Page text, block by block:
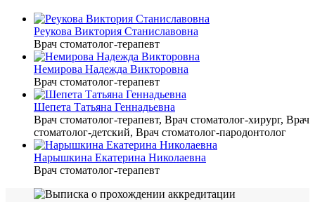
Реукова Виктория Станиславовна
Врач стоматолог-терапевт
Немирова Надежда Викторовна
Врач стоматолог-терапевт
Шепета Татьяна Геннадьевна
Врач стоматолог-терапевт, Врач стоматолог-хирург, Врач
стоматолог-детский, Врач стоматолог-пародонтолог
Нарышкина Екатерина Николаевна
Врач стоматолог-терапевт